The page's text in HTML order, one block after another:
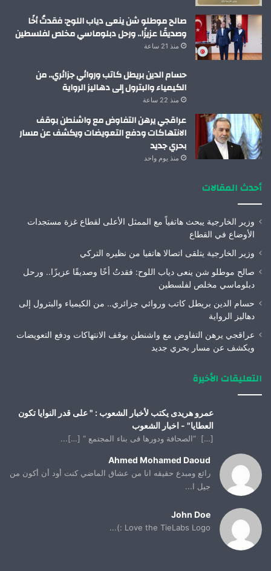
صالح موطلو شن ينعى دياب اللوح: فقدتُ أخًا
وصديقًا عزيزًا.. ورحل دبلوماسي مخلص لفلسطين
منذ 21 ساعة
حسام الدين بريطل كاتب وروائي جزائري.. من
الكيمياء والبترول إلى دهاليز الرواية
منذ 22 ساعة
عراقجي يرهن التفاوض مع واشنطن بوقف
الانتهاكات ودفع التعويضات ويكشف عن مسار
بحري جديد
منذ يوم واحد
أحدث المقالات
وزير الخارجية يبحث هاتفياً مع الممثل الأعلى لقطاع غزة مستجدات
الأوضاع في القطاع
وزير الخارجية يتلقى اتصالا هاتفيا من نظيره التركي
صالح موطلو شن ينعى دياب اللوح: فقدتُ أخًا وصديقًا عزيزًا.. ورحل
دبلوماسي مخلص لفلسطين
حسام الدين بريطل كاتب وروائي جزائري.. من الكيمياء والبترول إلى
دهاليز الرواية
عراقجي يرهن التفاوض مع واشنطن بوقف الانتهاكات ودفع التعويضات
ويكشف عن مسار بحري جديد
التعليقات الأخيرة
عمرو هريدى يكتب لأخبار الشعوب : " على قدر النوايا تكون
العطايا" - اخبار الشعوب
[…] “الصحافة ودورها فى بناء المجتمع “ […]...
Ahmed Mohamed Daoud
رائع ومبدع حقيقه انا من عشاق الماضي كنت أود أن أكون من
جيل ا...
John Doe
Love the TieLabs Logo :)...